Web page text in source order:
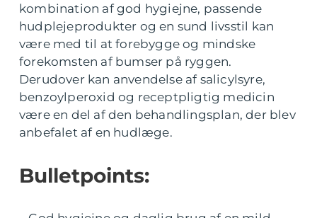
kombination af god hygiejne, passende
hudplejeprodukter og en sund livsstil kan
være med til at forebygge og mindske
forekomsten af bumser på ryggen.
Derudover kan anvendelse af salicylsyre,
benzoylperoxid og receptpligtig medicin
være en del af den behandlingsplan, der blev
anbefalet af en hudlæge.
Bulletpoints: